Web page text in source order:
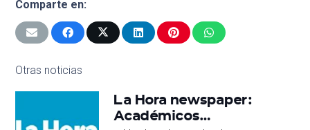
Comparte en:
Otras noticias
La Hora newspaper:
Académicos…